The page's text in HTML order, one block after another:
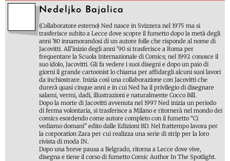
Nedeljko Bajalica
(Collaboratore esterno) Ned nasce in Svizzera nel 1975 ma si
trasferisce subito a Lecce dove scopre il fumetto dopo la metà degli
anni '80 innamorandosi di un autore folle che risponde al nome di
Jacovitti. All'inizio degli anni '90 si trasferisce a Roma per
frequentare la Scuola Internazionale di Comics; nel 1992 conosce il
suo idolo, Jacovitti. Gli fa vedere i suoi disegni e dopo un paio di
giorni il grande cartoonist lo chiama per affidargli alcuni suoi lavori
da inchiostrare. Inizia così una collaborazione con Jacovitti che
durerà quasi cinque anni e in cui Ned ha il privilegio di disegnare
salami, vermi, dadi, illustrazioni e naturalmente Cocco Bill.
Dopo la morte di Jacovitti avvenuta nel 1997 Ned inizia un periodo
di ferma volontaria, si trasferisce a Milano e ritornerà nel mondo dei
comics esordendo come autore completo con il fumetto “Ci
vediamo domani” edito dalle Edizioni BD. Nel frattempo lavora per
la corporation Zara per cui realizza una serie di strip per la loro
rivista di moda IN.
Dopo una breve pausa a Belgrado, ritorna a Lecce dove vive,
disegna e tiene il corso di fumetto Comic Author In The Spotlight.